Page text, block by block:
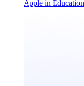
Apple in Education